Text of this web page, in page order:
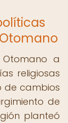
a
religiosas
de cambios
de
planteó